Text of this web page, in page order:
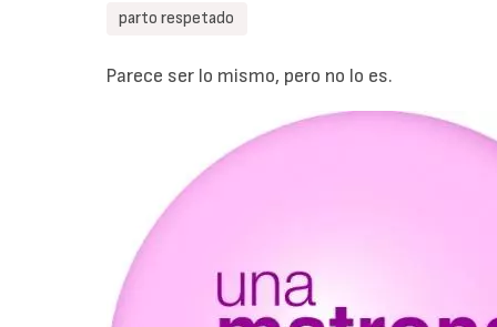
parto respetado
Parece ser lo mismo, pero no lo es.